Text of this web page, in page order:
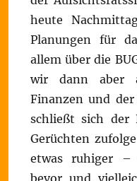
heute
Planungen für
allem über die
wir dann aber
Finanzen und
schließt sich der
Gerüchten
etwas ruhiger –
bevor und